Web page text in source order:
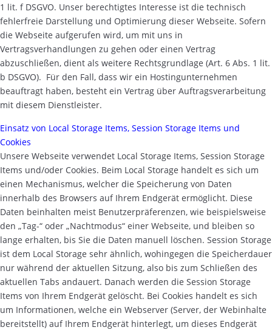
1 lit. f DSGVO. Unser berechtigtes Interesse ist die technisch
fehlerfreie Darstellung und Optimierung dieser Webseite. Sofern
die Webseite aufgerufen wird, um mit uns in
Vertragsverhandlungen zu gehen oder einen Vertrag
abzuschließen, dient als weitere Rechtsgrundlage (Art. 6 Abs. 1 lit.
b DSGVO). Für den Fall, dass wir ein Hostingunternehmen
beauftragt haben, besteht ein Vertrag über Auftragsverarbeitung
mit diesem Dienstleister.
Einsatz von Local Storage Items, Session Storage Items und
Cookies
Unsere Webseite verwendet Local Storage Items, Session Storage
Items und/oder Cookies. Beim Local Storage handelt es sich um
einen Mechanismus, welcher die Speicherung von Daten
innerhalb des Browsers auf Ihrem Endgerät ermöglicht. Diese
Daten beinhalten meist Benutzerpräferenzen, wie beispielsweise
den „Tag-“ oder „Nachtmodus“ einer Webseite, und bleiben so
lange erhalten, bis Sie die Daten manuell löschen. Session Storage
ist dem Local Storage sehr ähnlich, wohingegen die Speicherdauer
nur während der aktuellen Sitzung, also bis zum Schließen des
aktuellen Tabs andauert. Danach werden die Session Storage
Items von Ihrem Endgerät gelöscht. Bei Cookies handelt es sich
um Informationen, welche ein Webserver (Server, der Webinhalte
bereitstellt) auf Ihrem Endgerät hinterlegt, um dieses Endgerät